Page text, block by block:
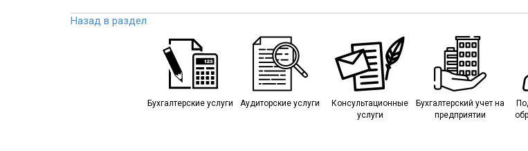
Назад в раздел
Бухгалтерские услуги Аудиторские услуги
Консультационные
услуги
Бухгалтерский учет на
предприятии